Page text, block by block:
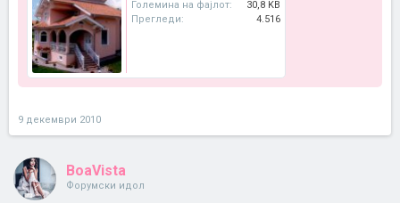
Големина на фајлот:
30,8 KB
Прегледи:
4.516
9 декември 2010
BoaVista
Форумски идол